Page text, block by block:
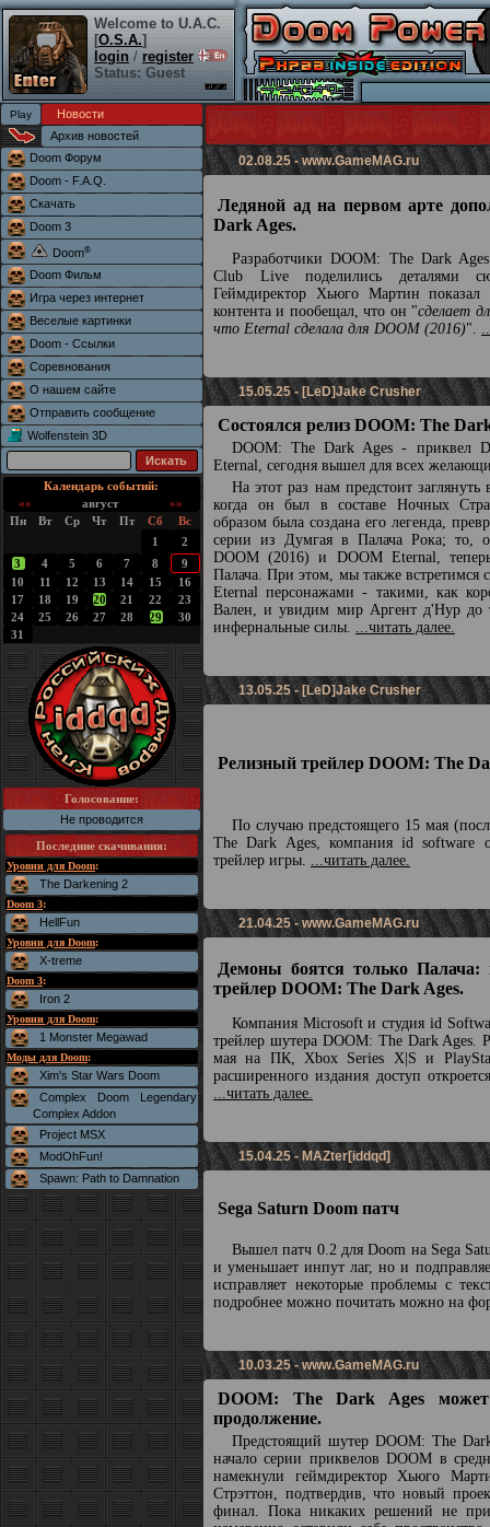
Welcome to U.A.C.
[O.S.A.]
login / register
Status: Guest
Новости
Архив новостей
Doom Форум
Doom - F.A.Q.
Скачать
Doom 3
Doom®
Doom Фильм
Игра через интернет
Веселые картинки
Doom - Ссылки
Соревнования
О нашем сайте
Отправить сообщение
Wolfenstein 3D
Календарь событий:
««
август
»»
Пн
Вт Ср Чт Пт Сб
Вс
1
2
3
4 5 6 7 8
9
10
11 12 13 14 15
16
17
18 19 20 21 22
23
24
25 26 27 28 29
30
31
Голосование:
Не проводится
Последние скачивания:
Уровни для Doom:
The Darkening 2
Doom 3:
HellFun
Уровни для Doom:
X-treme
Doom 3:
Iron 2
Уровни для Doom:
1 Monster Megawad
Моды для Doom:
Xim's Star Wars Doom
Complex Doom Legendary
Complex Addon
Project MSX
ModOhFun!
Spawn: Path to Damnation
02.08.25 -www.GameMAG.ru
Ледяной ад на первом арте
Dark Ages.
Разработчики DOOM: The Dark
Club Live поделились деталями
Геймдиректор Хьюго Мартин показал
контента и пообещал, что он "сделает
что Eternal сделала для DOOM (2016)".
15.05.25 - [LeD]Jake Crusher
Состоялся релиз DOOM: The
DOOM: The Dark Ages - приквел
Eternal, сегодня вышел для всех
На этот раз нам предстоит
когда он был в составе Ночных
образом была создана его легенда,
серии из Думгая в Палача Рока; то, о
DOOM (2016) и DOOM Eternal,
Палача. При этом, мы также встретимся
Eternal персонажами - такими, как
Вален, и увидим мир Аргент д'Нур до
инфернальные силы. ...читать далее.
13.05.25 - [LeD]Jake Crusher
Релизный трейлер DOOM: The
По случаю предстоящего 15 мая
The Dark Ages, компания id software
трейлер игры. ...читать далее.
21.04.25 -www.GameMAG.ru
Демоны боятся только Палача:
трейлер DOOM: The Dark Ages.
Компания Microsoft и студия id
трейлер шутера DOOM: The Dark Ages.
мая на ПК, Xbox Series X|S и
расширенного издания доступ
...читать далее.
15.04.25 - MAZter[iddqd]
Sega Saturn Doom патч
Вышел патч 0.2 для Doom на Sega
и уменьшает инпут лаг, но и
исправляет некоторые проблемы с
подробнее можно почитать можно на
10.03.25 -www.GameMAG.ru
DOOM: The Dark Ages может
продолжение.
Предстоящий шутер DOOM: The
начало серии приквелов DOOM в
намекнули геймдиректор Хьюго
Стрэттон, подтвердив, что новый
финал. Пока никаких решений не